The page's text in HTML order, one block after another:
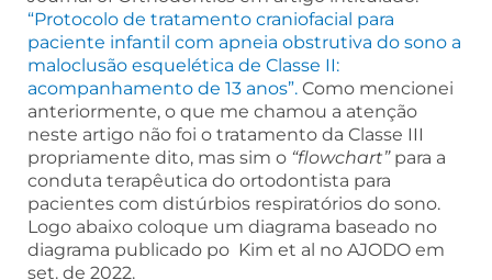
“Protocolo de tratamento craniofacial para
paciente infantil com apneia obstrutiva do sono a
maloclusão esquelética de Classe II:
acompanhamento de 13 anos”. Como mencionei
anteriormente, o que me chamou a atenção
neste artigo não foi o tratamento da Classe III
propriamente dito, mas sim o “flowchart” para a
conduta terapêutica do ortodontista para
pacientes com distúrbios respiratórios do sono.
Logo abaixo coloque um diagrama baseado no
diagrama publicado po Kim et al no AJODO em
set. de 2022.